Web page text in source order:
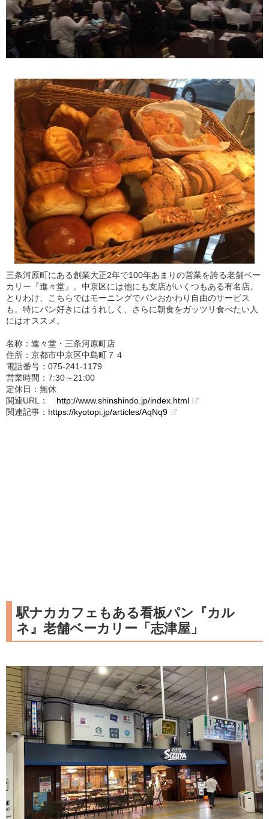
三条河原町にある創業大正2年で100年あまりの営業を誇る老舗ベー
カリー『進々堂』。中京区には他にも支店がいくつもある有名店。
とりわけ、こちらではモーニングでパンおかわり自由のサービス
も。特にパン好きにはうれしく、さらに朝食をガッツリ食べたい人
にはオススメ。
名称：進々堂・三条河原町店
住所：京都市中京区中島町７４
電話番号：075-241-1179
営業時間：7:30～21:00
定休日：無休
関連URL： http://www.shinshindo.jp/index.html
関連記事： https://kyotopi.jp/articles/AqNq9
駅ナカカフェもある看板パン『カル
ネ』老舗ベーカリー「志津屋」